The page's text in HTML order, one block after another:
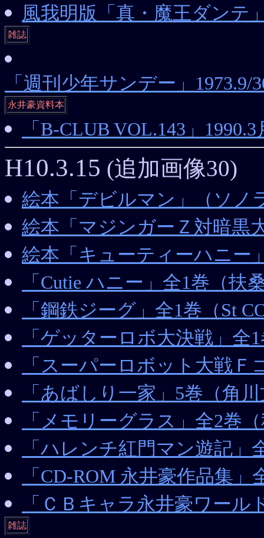
風我明版「真・魔王ダンテ
雑誌
「週刊少年サンデー」
永井豪資料本
「B-CLUB VOL.143」
H10.3.15 (追加画像30)
絵本「デビルマン」（ソノ
絵本「マジンガーＺ対暗黒
絵本「キューティーハニー
「Cutie ハニー」全1巻（扶
「鋼鉄ジーグ」全1巻（St
「ゲッターロボ大決戦」全
「スーパーロボット大戦Ｆ
「あばしり一家」5巻（角
「メモリーグラス」全2巻
「ハレンチ紅門マン遊記」
「CD-ROM 永井豪作品集」
「ＣＢキャラ永井豪ワール
雑誌